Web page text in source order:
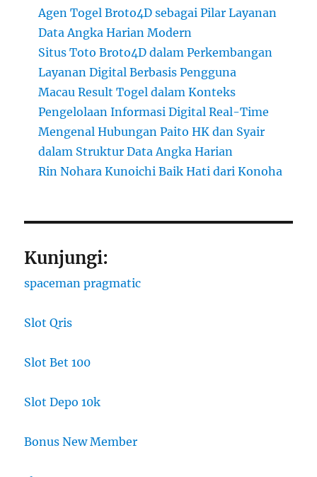
Agen Togel Broto4D sebagai Pilar Layanan
Data Angka Harian Modern
Situs Toto Broto4D dalam Perkembangan
Layanan Digital Berbasis Pengguna
Macau Result Togel dalam Konteks
Pengelolaan Informasi Digital Real-Time
Mengenal Hubungan Paito HK dan Syair
dalam Struktur Data Angka Harian
Rin Nohara Kunoichi Baik Hati dari Konoha
Kunjungi:
spaceman pragmatic
Slot Qris
Slot Bet 100
Slot Depo 10k
Bonus New Member